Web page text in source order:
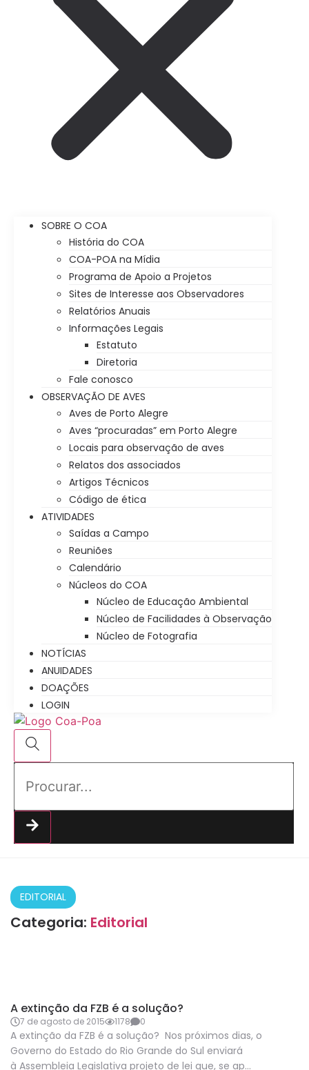
SOBRE O COA
História do COA
COA-POA na Mídia
Programa de Apoio a Projetos
Sites de Interesse aos Observadores
Relatórios Anuais
Informações Legais
Estatuto
Diretoria
Fale conosco
OBSERVAÇÃO DE AVES
Aves de Porto Alegre
Aves “procuradas” em Porto Alegre
Locais para observação de aves
Relatos dos associados
Artigos Técnicos
Código de ética
ATIVIDADES
Saídas a Campo
Reuniões
Calendário
Núcleos do COA
Núcleo de Educação Ambiental
Núcleo de Facilidades à Observação
Núcleo de Fotografia
NOTÍCIAS
ANUIDADES
DOAÇÕES
LOGIN
EDITORIAL
Categoria: Editorial
A extinção da FZB é a solução?
7 de agosto de 2015 1178 0
A extinção da FZB é a solução? Nos próximos dias, o
Governo do Estado do Rio Grande do Sul enviará
à Assembleia Legislativa projeto de lei que, se ap...